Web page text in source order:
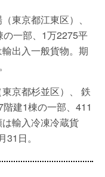
東京都江東区）、
一部、1万2275平
出入一般貨物。期
京都杉並区）、 鉄
建1棟の一部、411
輸入冷凍冷蔵貨
日。